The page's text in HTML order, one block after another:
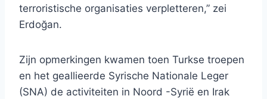
terroristische organisaties verpletteren,” zei
Erdoğan.
Zijn opmerkingen kwamen toen Turkse troepen
en het geallieerde Syrische Nationale Leger
(SNA) de activiteiten in Noord -Syrië en Irak